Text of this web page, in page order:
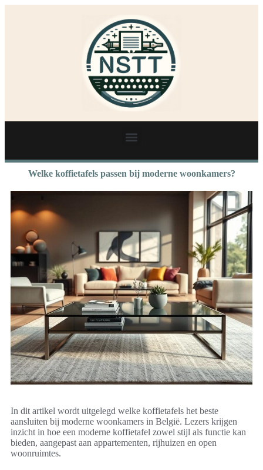
Welke koffietafels passen bij moderne woonkamers?
In dit artikel wordt uitgelegd welke koffietafels het beste
aansluiten bij moderne woonkamers in België. Lezers krijgen
inzicht in hoe een moderne koffietafel zowel stijl als functie kan
bieden, aangepast aan appartementen, rijhuizen en open
woonruimtes.